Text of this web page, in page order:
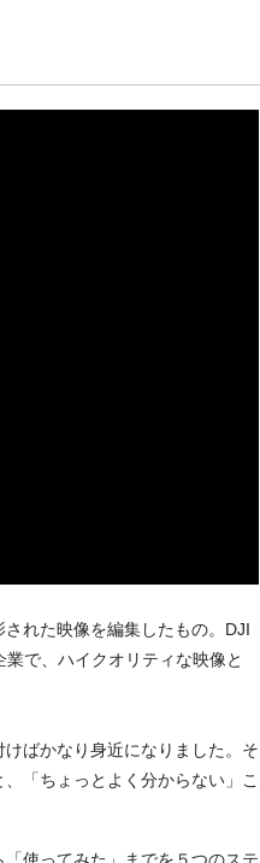
された映像を編集したもの。DJI
で、ハイクオリティな映像と
ばかなり身近になりました。そ
「ちょっとよく分からない」こ
使ってみた」までを５つのステ